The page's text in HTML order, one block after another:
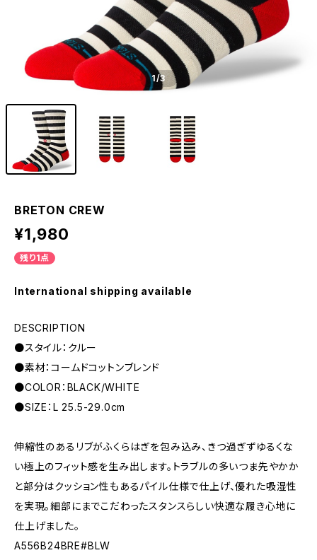
1/3
BRETON CREW
¥1,980
残り1点
International shipping available
DESCRIPTION
●スタイル：クルー
●素材：コームドコットンブレンド
●COLOR：BLACK/WHITE
●SIZE：L 25.5-29.0cm
伸縮性のあるリブがふくらはぎを包み込み、きつ過ぎずゆるくな
い極上のフィット感を生み出します。トラブルの多いつま先やかか
と部分はクッション性もあるパイル仕様で仕上げ、優れた吸湿性
を実現。細部にまでこだわったスタンスらしい快適な履き心地に
仕上げました。
A556B24BRE#BLW